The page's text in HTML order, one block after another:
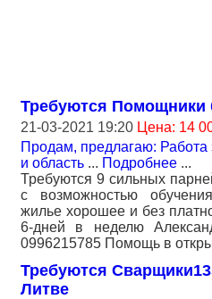
Требуются Помощники
21-03-2021 19:20 Цена: 14
Продам, предлагаю: Работа
и область ... Подробнее ...
Требуются 9 сильных
с возможностью
жилье хорошее и без
6-дней в неделю
0996215785 Помощь в
Требуются
Литве